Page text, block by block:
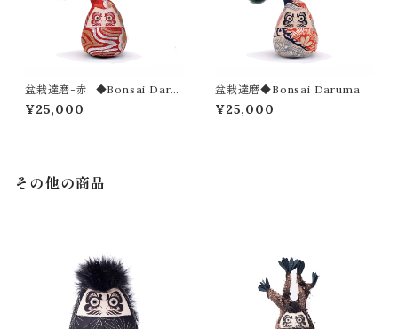
盆栽達磨-赤 ◆Bonsai Daru
ma
¥25,000
盆栽達磨◆Bonsai Daruma
¥25,000
その他の商品